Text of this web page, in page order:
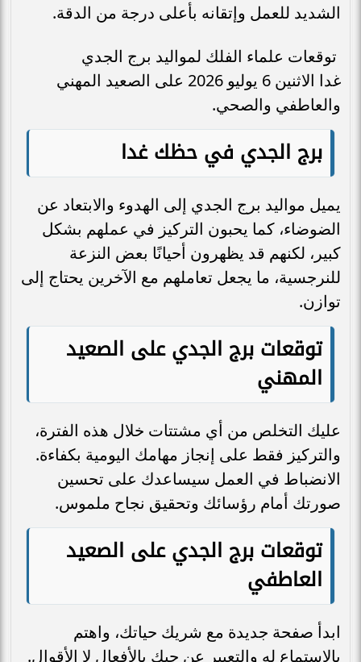
الشديد للعمل وإتقانه بأعلى درجة من الدقة.
توقعات علماء الفلك لمواليد برج الجدي
غدا الاثنين 6 يوليو 2026 على الصعيد المهني
والعاطفي والصحي.
برج الجدي في حظك غدا
يميل مواليد برج الجدي إلى الهدوء والابتعاد عن
الضوضاء، كما يحبون التركيز في عملهم بشكل
كبير، لكنهم قد يظهرون أحيانًا بعض النزعة
للنرجسية، ما يجعل تعاملهم مع الآخرين يحتاج إلى
توازن.
توقعات برج الجدي على الصعيد
المهني
عليك التخلص من أي مشتتات خلال هذه الفترة،
والتركيز فقط على إنجاز مهامك اليومية بكفاءة.
الانضباط في العمل سيساعدك على تحسين
صورتك أمام رؤسائك وتحقيق نجاح ملموس.
توقعات برج الجدي على الصعيد
العاطفي
ابدأ صفحة جديدة مع شريك حياتك، واهتم
بالاستماع له والتعبير عن حبك بالأفعال لا الأقوال.